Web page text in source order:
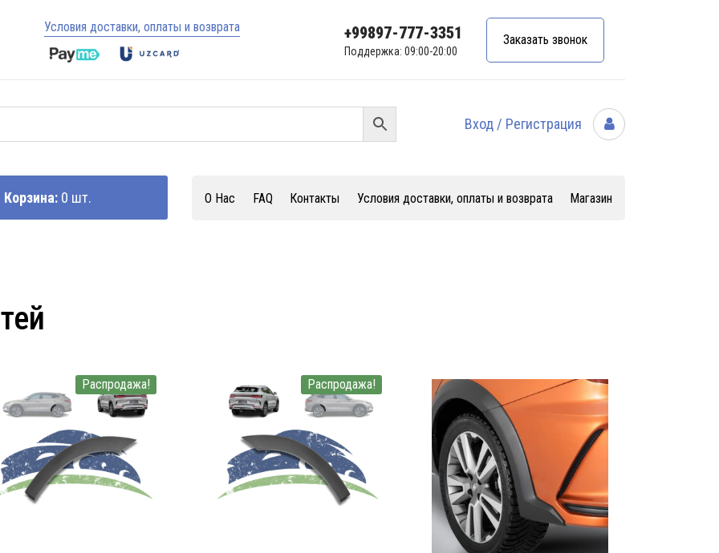
Условия доставки, оплаты и возврата +99897-777-3351
Поддержка: 09:00-20:00
Заказать звонок
Вход / Регистрация
Корзина: 0 шт. О Нас FAQ Контакты Условия доставки, оплаты и возврата Магазин
Распродажа! Распродажа!